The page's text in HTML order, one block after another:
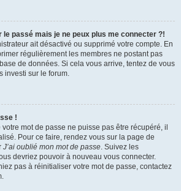
passé mais je ne peux plus me connecter ?!
ait désactivé ou supprimé votre compte. En
régulièrement les membres ne postant pas
de données. Si cela vous arrive, tentez de vous
investi sur le forum.
!
mot de passe ne puisse pas être récupéré, il
Pour ce faire, rendez vous sur la page de
J’ai oublié mon mot de passe. Suivez les
devriez pouvoir à nouveau vous connecter.
pas à réinitialiser votre mot de passe, contactez